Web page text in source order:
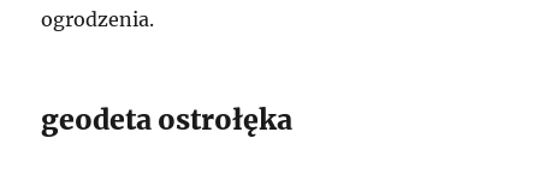
ogrodzenia.
geodeta ostrołęka